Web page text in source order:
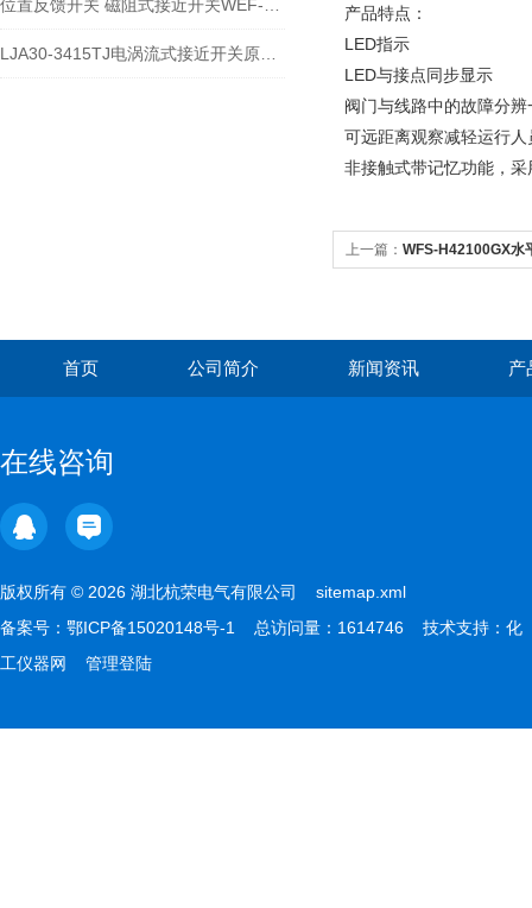
产品特点：
LED指示
LED与接点同步显示
阀门与线路中的故障分辨
可远距离观察减轻运行
非接触式带记忆功能，
上一篇： WFS-H42100GX水
首页 公司简介 新闻资讯 产
在线咨询
版权所有 © 2026 湖北杭荣电气有限公司 sitemap.xml
备案号： 鄂ICP备15020148号-1 总访问量：1614746 技术支持： 化
工仪器网
管理登陆